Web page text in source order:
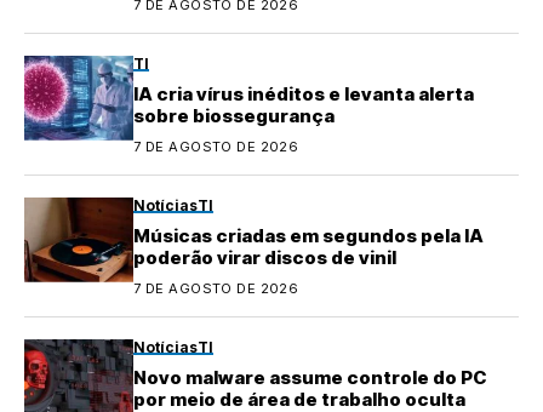
7 DE AGOSTO DE 2026
TI
IA cria vírus inéditos e levanta alerta
sobre biossegurança
7 DE AGOSTO DE 2026
NotíciasTI
Músicas criadas em segundos pela IA
poderão virar discos de vinil
7 DE AGOSTO DE 2026
NotíciasTI
Novo malware assume controle do PC
por meio de área de trabalho oculta